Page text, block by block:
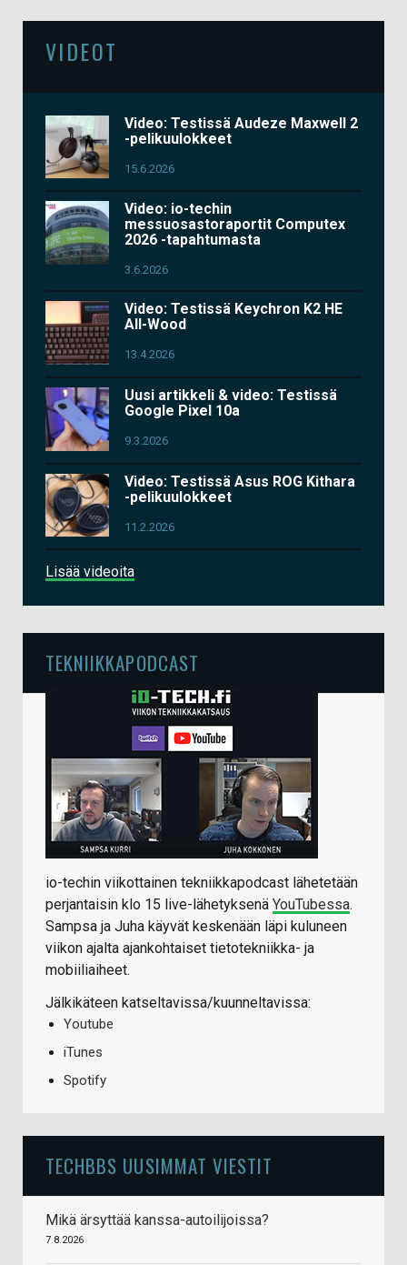
VIDEOT
Video: Testissä Audeze Maxwell 2
-pelikuulokkeet
15.6.2026
Video: io-techin
messuosastoraportit Computex
2026 -tapahtumasta
3.6.2026
Video: Testissä Keychron K2 HE
All-Wood
13.4.2026
Uusi artikkeli & video: Testissä
Google Pixel 10a
9.3.2026
Video: Testissä Asus ROG Kithara
-pelikuulokkeet
11.2.2026
Lisää videoita
TEKNIIKKAPODCAST
io-techin viikottainen tekniikkapodcast lähetetään
perjantaisin klo 15 live-lähetyksenä YouTubessa.
Sampsa ja Juha käyvät keskenään läpi kuluneen
viikon ajalta ajankohtaiset tietotekniikka- ja
mobiiliaiheet.
Jälkikäteen katseltavissa/kuunneltavissa:
Youtube
iTunes
Spotify
TECHBBS UUSIMMAT VIESTIT
Mikä ärsyttää kanssa-autoilijoissa?
7.8.2026